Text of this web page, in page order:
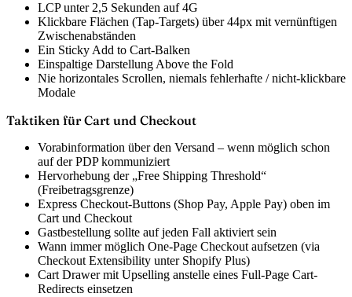
LCP unter 2,5 Sekunden auf 4G
Klickbare Flächen (Tap-Targets) über 44px mit vernünftigen
Zwischenabständen
Ein Sticky Add to Cart-Balken
Einspaltige Darstellung Above the Fold
Nie horizontales Scrollen, niemals fehlerhafte / nicht-klickbare
Modale
Taktiken für Cart und Checkout
Vorabinformation über den Versand – wenn möglich schon
auf der PDP kommuniziert
Hervorhebung der „Free Shipping Threshold“
(Freibetragsgrenze)
Express Checkout-Buttons (Shop Pay, Apple Pay) oben im
Cart und Checkout
Gastbestellung sollte auf jeden Fall aktiviert sein
Wann immer möglich One-Page Checkout aufsetzen (via
Checkout Extensibility unter Shopify Plus)
Cart Drawer mit Upselling anstelle eines Full-Page Cart-
Redirects einsetzen